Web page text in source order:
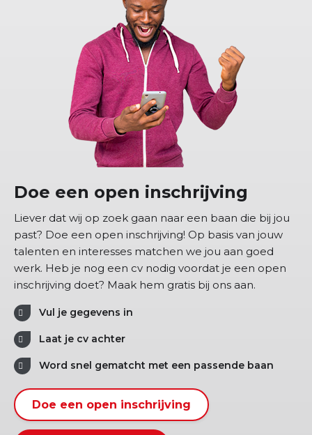
Doe een open inschrijving
Liever dat wij op zoek gaan naar een baan die bij jou
past? Doe een open inschrijving! Op basis van jouw
talenten en interesses matchen we jou aan goed
werk. Heb je nog een cv nodig voordat je een open
inschrijving doet? Maak hem gratis bij ons aan.
Vul je gegevens in
Laat je cv achter
Word snel gematcht met een passende baan
Doe een open inschrijving